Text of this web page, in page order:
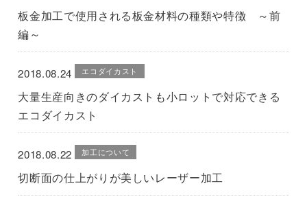
板金加工で使用される板金材料の種類や特徴 ～前
編～
2018.08.24 エコダイカスト
大量生産向きのダイカストも小ロットで対応できる
エコダイカスト
2018.08.22 加工について
切断面の仕上がりが美しいレーザー加工